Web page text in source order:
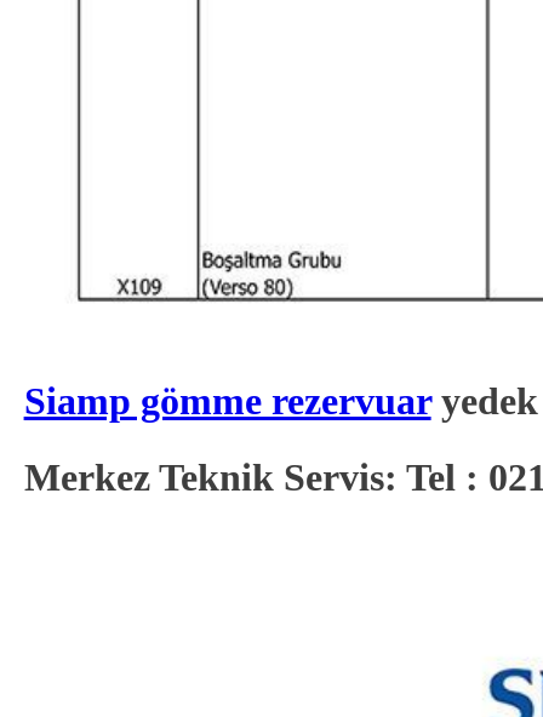
Siamp gömme rezervuaryedek
Merkez Teknik Servis: Tel :